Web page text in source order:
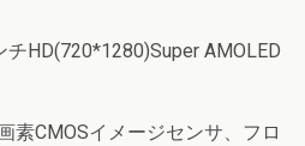
HD(720*1280)Super AMOLED
素CMOSイメージセンサ、フロ